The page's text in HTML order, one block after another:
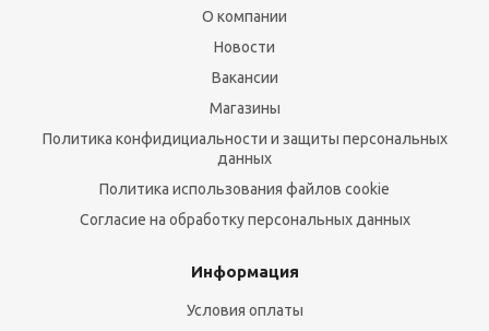
О компании
Новости
Вакансии
Магазины
Политика конфидициальности и защиты персональных
данных
Политика использования файлов cookie
Согласие на обработку персональных данных
Информация
Условия оплаты